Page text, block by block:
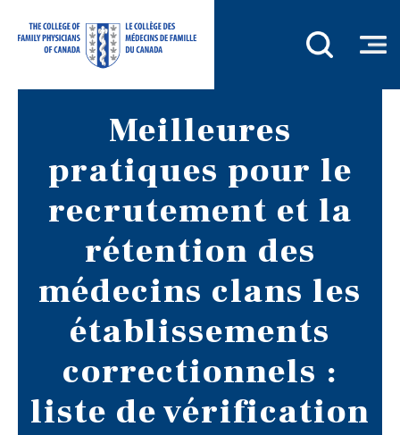
Meilleures
pratiques pour le
recrutement et la
rétention des
médecins clans les
établissements
correctionnels :
liste de vérification